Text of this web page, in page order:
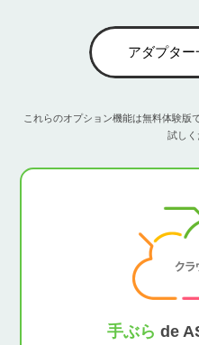
アダプター
これらのオプション機能は無料体験版
試しく
手ぶら de